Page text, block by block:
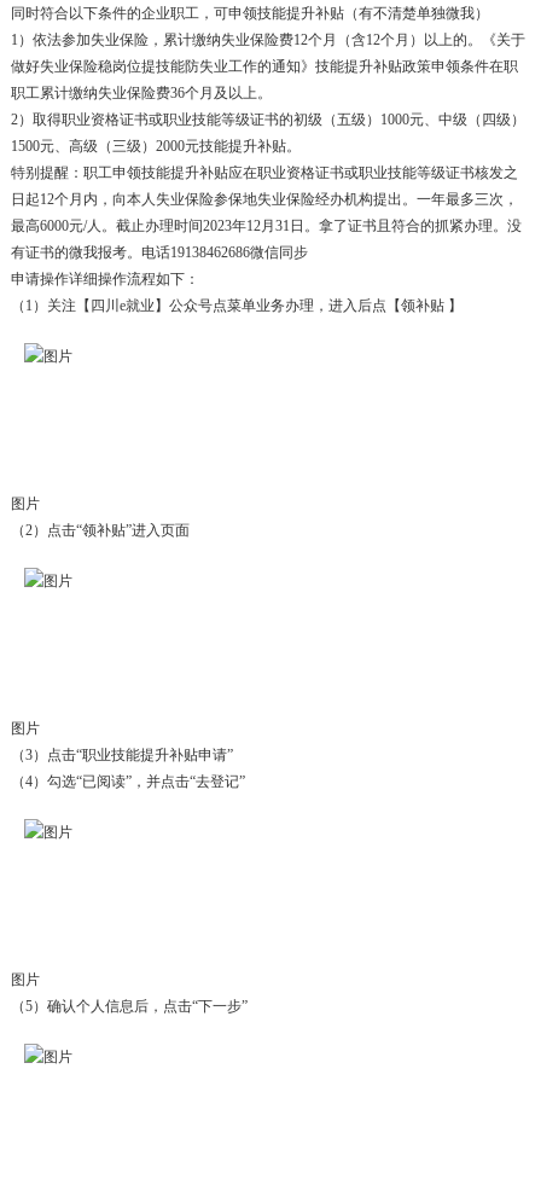
同时符合以下条件的企业职工，可申领技能提升补贴（有不清楚单独微我）
1）依法参加失业保险，累计缴纳失业保险费12个月（含12个月）以上的。《关于
做好失业保险稳岗位提技能防失业工作的通知》技能提升补贴政策申领条件在职
职工累计缴纳失业保险费36个月及以上。
2）取得职业资格证书或职业技能等级证书的初级（五级）1000元、中级（四级）
1500元、高级（三级）2000元技能提升补贴。
特别提醒：职工申领技能提升补贴应在职业资格证书或职业技能等级证书核发之
日起12个月内，向本人失业保险参保地失业保险经办机构提出。一年最多三次，
最高6000元/人。截止办理时间2023年12月31日。拿了证书且符合的抓紧办理。没
有证书的微我报考。电话19138462686微信同步
申请操作详细操作流程如下：
（1）关注【四川e就业】公众号点菜单业务办理，进入后点【领补贴 】
图片
（2）点击“领补贴”进入页面
图片
（3）点击“职业技能提升补贴申请”
（4）勾选“已阅读”，并点击“去登记”
图片
（5）确认个人信息后，点击“下一步”